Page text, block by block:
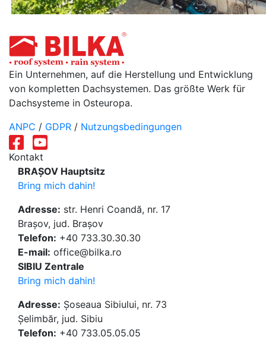
Ein Unternehmen, auf die Herstellung und Entwicklung
von kompletten Dachsystemen. Das größte Werk für
Dachsysteme in Osteuropa.
ANPC / GDPR / Nutzungsbedingungen
Kontakt
BRAȘOV Hauptsitz
Bring mich dahin!
Adresse: str. Henri Coandă, nr. 17
Brașov, jud. Brașov
Telefon: +40 733.30.30.30
E-mail: office@bilka.ro
SIBIU Zentrale
Bring mich dahin!
Adresse: Șoseaua Sibiului, nr. 73
Șelimbăr, jud. Sibiu
Telefon: +40 733.05.05.05